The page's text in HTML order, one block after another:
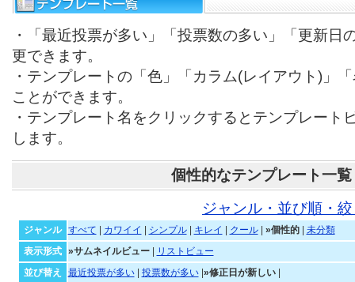
・「最近投票が多い」「投票数の多い」「更新日
更できます。
・テンプレートの「色」「カラム(レイアウト)」
ことができます。
・テンプレート名をクリックするとテンプレート
します。
個性的なテンプレート一覧
ジャンル・並び順・
ジャンル すべて カワイイ シンプル| キレイ クール| »個性的| 未分類
表示形式
»サムネイルビュー|
リストビュー
並び替え
最近投票が多い| 投票数が多い| »修正日が新しい|